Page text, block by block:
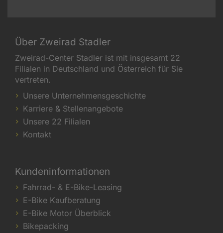
Über Zweirad Stadler
Zweirad-Center Stadler ist mit insgesamt 22
Filialen in Deutschland und Österreich für Sie
vertreten.
Unsere Unternehmensgeschichte
Karriere & Stellenangebote
Unsere 22 Filialen
Kontakt
Kundeninformationen
Fahrrad- & E-Bike-Leasing
E-Bike Kaufberatung
E-Bike Motor Überblick
Bikepacking